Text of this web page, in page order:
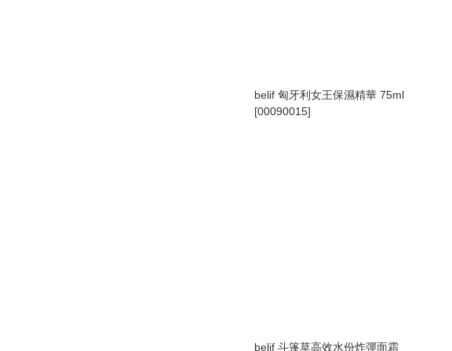
belif 匈牙利女王保濕精華 75ml
[00090015]
belif 斗篷草高效水份炸彈面霜